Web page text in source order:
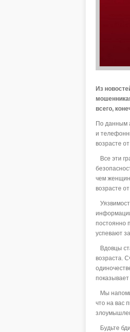
Из
всего,
По данным
и
возрасте
Все эти
чем
возрасте
постоянно
успевают
Вдовцы
возраста.
Мы
что на вас
Будьте